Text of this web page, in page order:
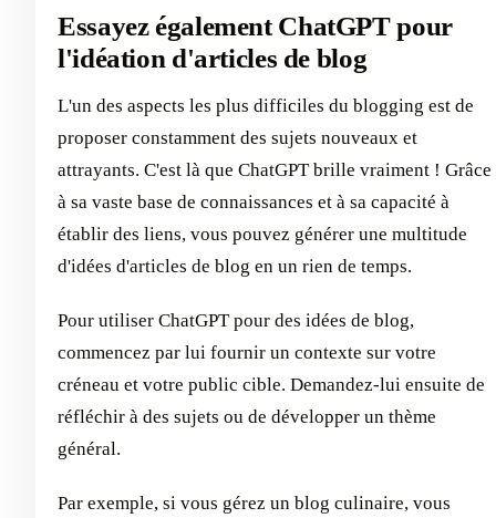
Essayez également ChatGPT pour
l'idéation d'articles de blog
L'un des aspects les plus difficiles du blogging est de
proposer constamment des sujets nouveaux et
attrayants. C'est là que ChatGPT brille vraiment ! Grâce
à sa vaste base de connaissances et à sa capacité à
établir des liens, vous pouvez générer une multitude
d'idées d'articles de blog en un rien de temps.
Pour utiliser ChatGPT pour des idées de blog,
commencez par lui fournir un contexte sur votre
créneau et votre public cible. Demandez-lui ensuite de
réfléchir à des sujets ou de développer un thème
général.
Par exemple, si vous gérez un blog culinaire, vous